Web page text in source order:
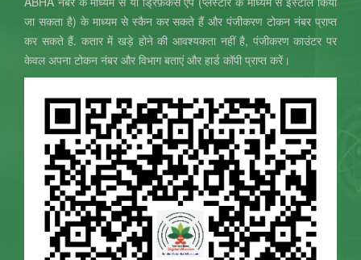
जा सकता है) के माध्यम से स्कैन कर सकते हैं और पंजीकरण टोकन नंबर प्राप्त
कर सकते हैं. कतार में खड़े होने की आवश्यकता नहीं है, पंजीकरण काउंटर पर
केवल अपना टोकन नंबर और विभाग बताएं और हार्ड कॉपी प्राप्त करें।